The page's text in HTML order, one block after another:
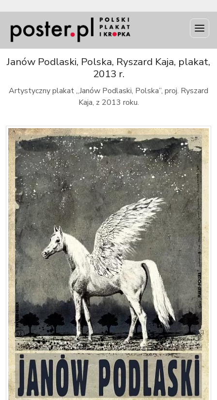
Janów Podlaski, Polska, Ryszard Kaja, plakat,
2013 r.
Artystyczny plakat „Janów Podlaski, Polska”, proj. Ryszard
Kaja, z 2013 roku.